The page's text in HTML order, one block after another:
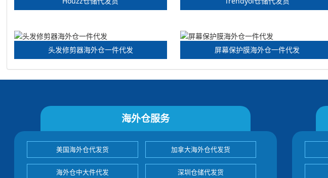
头发修剪器海外仓一件代发 屏幕保护膜海外仓一件代发
海外仓服务
美国海外仓代发货 加拿大海外仓代发货
海外仓中大件代发 深圳仓储代发货